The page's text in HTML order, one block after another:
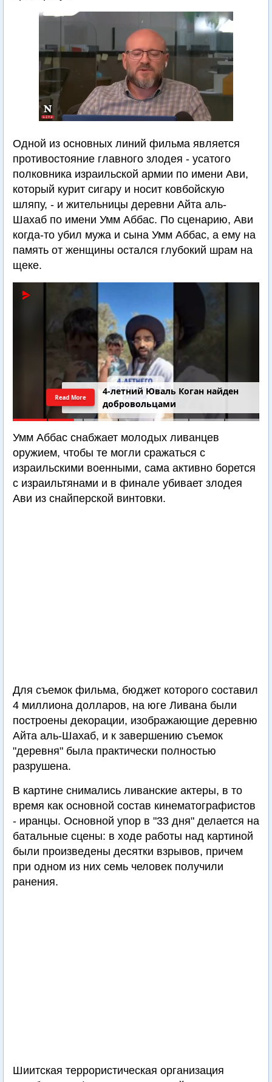
Одной из основных линий фильма является
противостояние главного злодея - усатого
полковника израильской армии по имени Ави,
который курит сигару и носит ковбойскую
шляпу, - и жительницы деревни Айта аль-
Шахаб по имени Умм Аббас. По сценарию, Ави
когда-то убил мужа и сына Умм Аббас, а ему на
память от женщины остался глубокий шрам на
щеке.
4-летний Юваль Коган найден
добровольцами
Read More
Умм Аббас снабжает молодых ливанцев
оружием, чтобы те могли сражаться с
израильскими военными, сама активно борется
с израильтянами и в финале убивает злодея
Ави из снайперской винтовки.
Для съемок фильма, бюджет которого составил
4 миллиона долларов, на юге Ливана были
построены декорации, изображающие деревню
Айта аль-Шахаб, и к завершению съемок
"деревня" была практически полностью
разрушена.
В картине снимались ливанские актеры, в то
время как основной состав кинематографистов
- иранцы. Основной упор в "33 дня" делается на
батальные сцены: в ходе работы над картиной
были произведены десятки взрывов, причем
при одном из них семь человек получили
ранения.
Шиитская террористическая организация